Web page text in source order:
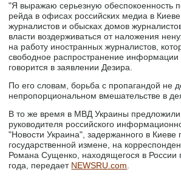
"Я выражаю серьезную обеспокоенность
рейда в офисах российских медиа в
журналистов и обысках домов
власти воздерживаться от наложения
на работу иностранных журналистов,
свободное распространение
говорится в заявлении Дезира.
По его словам, борьба с пропагандой не
непропорциональном вмешательстве в
В то же время в МВД Украины
руководителя российского
"Новости Украина", задержанного в
государственной измене, на
Романа Сущенко, находящегося в России
года, передает NEWSRU.com